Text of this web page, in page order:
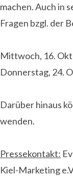
machen. Auch in
Fragen bzgl. der
Mittwoch, 16.
Donnerstag, 24.
Darüber hinaus
wenden.
Pressekontakt:
Kiel-Marketing